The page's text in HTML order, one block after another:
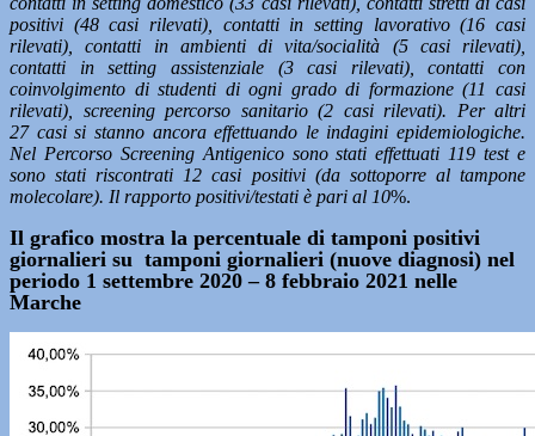
positivi (48 casi rilevati), contatti in setting lavorativo (16 casi
rilevati), contatti in ambienti di vita/socialità (5 casi rilevati),
contatti in setting assistenziale (3 casi rilevati), contatti con
coinvolgimento di studenti di ogni grado di formazione (11 casi
rilevati), screening percorso sanitario (2 casi rilevati). Per altri
27 casi si stanno ancora effettuando le indagini epidemiologiche.
Nel Percorso Screening Antigenico sono stati effettuati 119 test e
sono stati riscontrati 12 casi positivi (da sottoporre al tampone
molecolare). Il rapporto positivi/testati è pari al 10%.
Il grafico mostra la percentuale di tamponi positivi
giornalieri su tamponi giornalieri (nuove diagnosi) nel
periodo 1 settembre 2020 – 8 febbraio 2021 nelle
Marche